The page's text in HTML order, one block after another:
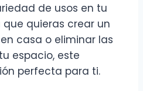
de usos en tu
quieras crear un
casa o eliminar las
espacio, este
perfecta para ti.